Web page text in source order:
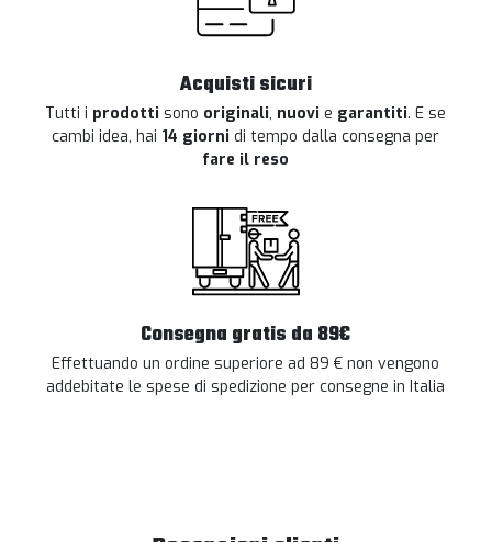
Acquisti sicuri
Tutti i prodotti sono originali, nuovi e garantiti. E se
cambi idea, hai 14 giorni di tempo dalla consegna per
fare il reso
Consegna gratis da 89€
Effettuando un ordine superiore ad 89 € non vengono
addebitate le spese di spedizione per consegne in Italia